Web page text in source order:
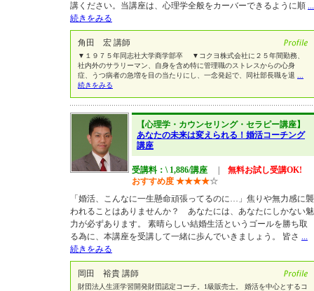
講ください。当講座は、心理学全般をカーバーできるように順 ...
続きをみる
角田 宏 講師
▼１９７５年同志社大学商学部卒 ▼コクヨ株式会社に２５年間勤務、
社内外のサラリーマン、自身を含め特に管理職のストレスからの心身
症、うつ病者の急増を目の当たりにし、一念発起で、同社部長職を退
続きをみる
【心理学・カウンセリング・セラピー講座】
あなたの未来は変えられる！婚活コーチング
講座
受講料：\ 1,886/講座
無料お試し受講OK!
おすすめ度 ★★★★☆
「婚活、こんなに一生懸命頑張ってるのに…」焦りや無力感に襲
われることはありませんか？ あなたには、あなたにしかない魅
力が必ずあります。 素晴らしい結婚生活というゴールを勝ち取
る為に、本講座を受講して一緒に歩んでいきましょう。 皆さ ...
続きをみる
岡田 裕貴 講師
財団法人生涯学習開発財団認定コーチ。1級販売士。 婚活を中心とするコ